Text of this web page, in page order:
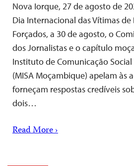
Nova Iorque, 27 de agosto de
Dia Internacional das Vítimas
Forçados, a 30 de agosto, o
dos Jornalistas e o capítulo
Instituto de Comunicação
(MISA Moçambique) apelam às
forneçam respostas credíveis
dois…
Read More ›